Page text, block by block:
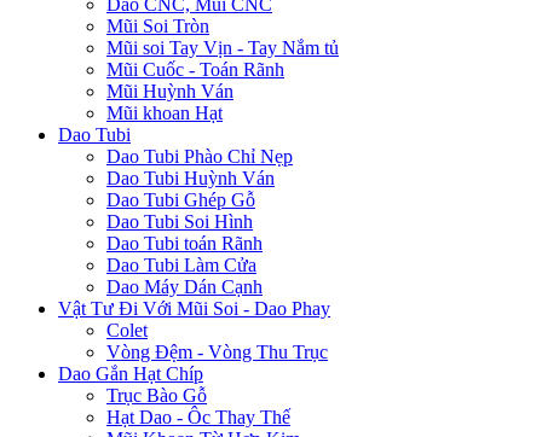
Mũi Soi Tròn
Mũi soi Tay Vịn - Tay Nắm tủ
Mũi Cuốc - Toán Rãnh
Mũi Huỳnh Ván
Mũi khoan Hạt
Dao Tubi
Dao Tubi Phào Chỉ Nẹp
Dao Tubi Huỳnh Ván
Dao Tubi Ghép Gỗ
Dao Tubi Soi Hình
Dao Tubi toán Rãnh
Dao Tubi Làm Cửa
Dao Máy Dán Cạnh
Vật Tư Đi Với Mũi Soi - Dao Phay
Colet
Vòng Đệm - Vòng Thu Trục
Dao Gắn Hạt Chíp
Trục Bào Gỗ
Hạt Dao - Ôc Thay Thế